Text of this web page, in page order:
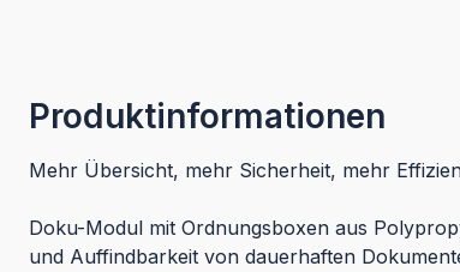
Produktinformationen
Mehr Übersicht, mehr Sicherheit, mehr
Doku-Modul mit Ordnungsboxen aus
und Auffindbarkeit von dauerhaften